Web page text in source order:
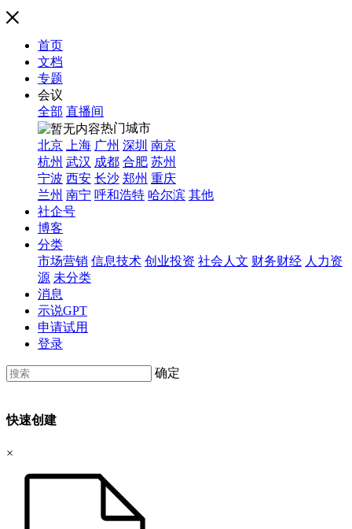
首页
文档
专题
会议
全部 直播间
热门城市
北京
上海 广州 深圳 南京
杭州 武汉 成都 合肥 苏州
宁波 西安 长沙 郑州 重庆
兰州 南宁 呼和浩特 哈尔滨 其他
社企号
博客
分类
市场营销 信息技术 创业投资 社会人文 财务财经 人力资
源 未分类
消息
示说GPT
申请试用
登录
确定
快速创建
×